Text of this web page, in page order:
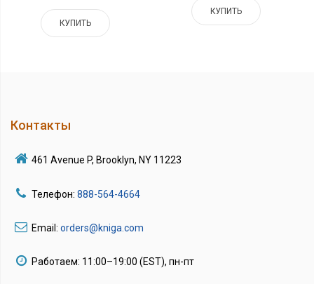
КУПИТЬ
КУПИТЬ
Контакты
461 Avenue P, Brooklyn, NY 11223
Телефон: 888-564-4664
Email: orders@kniga.com
Работаем: 11:00–19:00 (EST), пн-пт